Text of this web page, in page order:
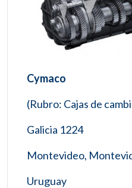
Cymaco
(Rubro: Cajas de
Galicia 1224
Montevideo,
Uruguay